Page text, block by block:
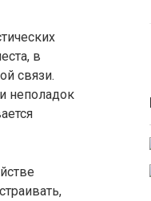
в
связи.
неполадок